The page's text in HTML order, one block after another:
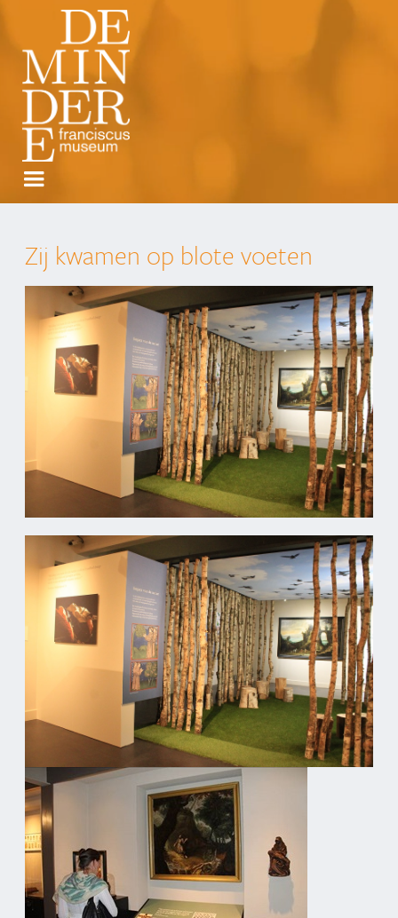
Zij kwamen op blote voeten